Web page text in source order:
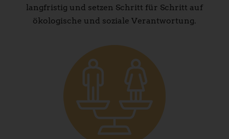
langfristig und setzen Schritt für Schritt auf
ökologische und soziale Verantwortung.